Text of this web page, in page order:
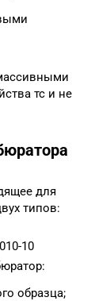
тс и не
для
типов:
10
образца;